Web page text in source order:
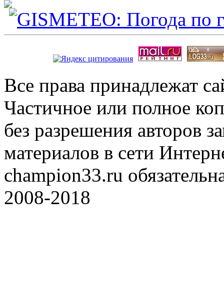
Все права принадлежат
Частичное или полное
без разрешения авторов
материалов в сети
champion33.ru
2008-2018